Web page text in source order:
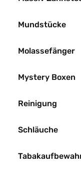
Mundstücke
Molassefänger
Mystery Boxen
Reinigung
Schläuche